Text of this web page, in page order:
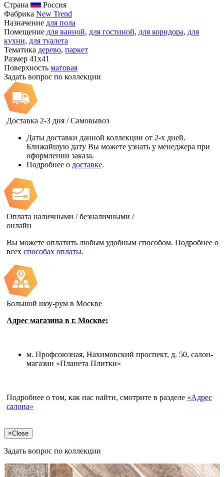
Страна
Россия
Фабрика New Trend
Назначение для пола
Помещение для ванной, для гостиной, для коридора, для
кухни, для туалета
Тематика дерево, паркет
Размер 41x41
Поверхность матовая
Задать вопрос по коллекции
Доставка 2-3 дня / Самовывоз
Даты доставки данной коллекции от 2-х дней.
Ближайшую дату Вы можете узнать у менеджера при
оформлении заказа.
Подробнее о доставке.
Оплата наличными / безналичными /
онлайн
Вы можете оплатить любым удобным способом. Подробнее о
всех способах оплаты.
Большой шоу-рум в Москве
Адрес магазина в г. Москве:
м. Профсоюзная, Нахимовский проспект, д. 50, салон-
магазин «Планета Плитки»
Подробнее о том, как нас найти, смотрите в разделе «Адрес
салона»
×Close
Задать вопрос по коллекции